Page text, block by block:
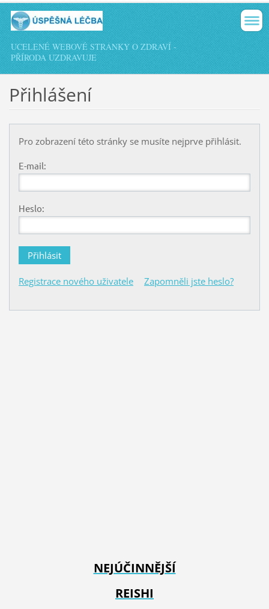
UCELENÉ WEBOVÉ STRÁNKY O ZDRAVÍ -
PŘÍRODA UZDRAVUJE
Přihlášení
Pro zobrazení této stránky se musíte nejprve přihlásit.
E-mail:
Heslo:
Registrace nového uživatele Zapomněli jste heslo?
NEJÚČINNĚJŠÍ
REISHI